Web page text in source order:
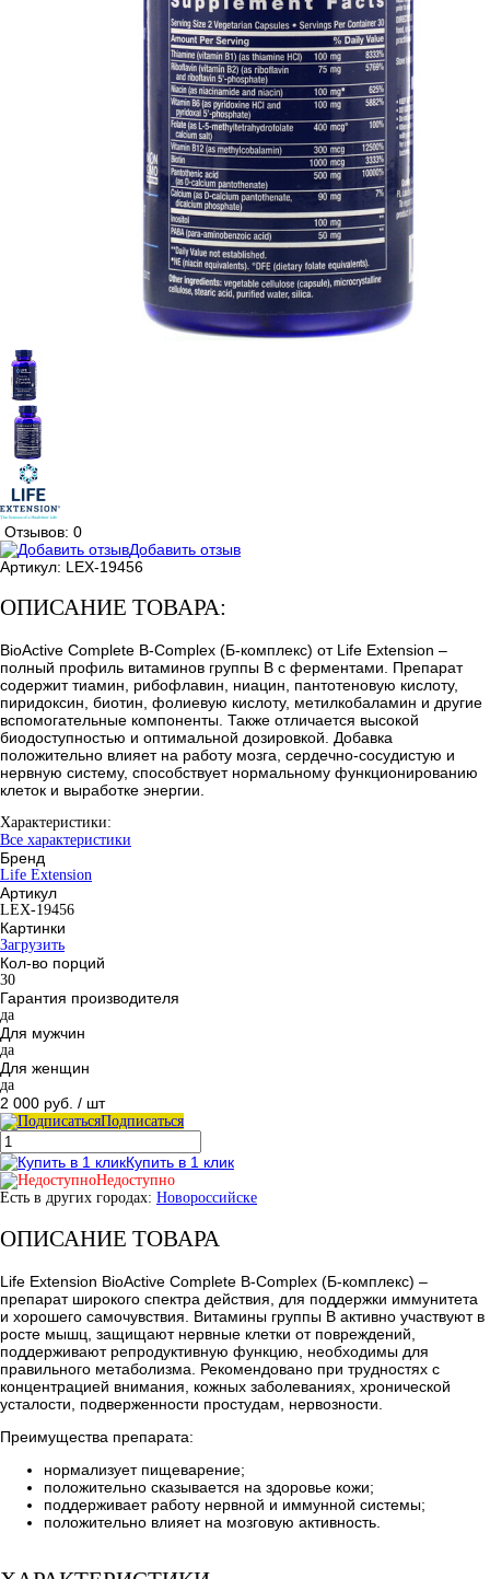
Отзывов: 0
Добавить отзыв
Артикул: LEX-19456
ОПИСАНИЕ ТОВАРА:
BioActive Complete B-Complex (Б-комплекс) от Life Extension –
полный профиль витаминов группы B с ферментами. Препарат
содержит тиамин, рибофлавин, ниацин, пантотеновую кислоту,
пиридоксин, биотин, фолиевую кислоту, метилкобаламин и другие
вспомогательные компоненты. Также отличается высокой
биодоступностью и оптимальной дозировкой. Добавка
положительно влияет на работу мозга, сердечно-сосудистую и
нервную систему, способствует нормальному функционированию
клеток и выработке энергии.
Характеристики:
Все характеристики
Бренд
Life Extension
Артикул
LEX-19456
Картинки
Загрузить
Кол-во порций
30
Гарантия производителя
да
Для мужчин
да
Для женщин
да
2 000 руб. / шт
Подписаться
Купить в 1 клик
Недоступно
Есть в других городах: Новороссийске
ОПИСАНИЕ ТОВАРА
Life Extension BioActive Complete B-Complex (Б-комплекс) –
препарат широкого спектра действия, для поддержки иммунитета
и хорошего самочувствия. Витамины группы B активно участвуют в
росте мышц, защищают нервные клетки от повреждений,
поддерживают репродуктивную функцию, необходимы для
правильного метаболизма. Рекомендовано при трудностях с
концентрацией внимания, кожных заболеваниях, хронической
усталости, подверженности простудам, нервозности.
Преимущества препарата:
нормализует пищеварение;
положительно сказывается на здоровье кожи;
поддерживает работу нервной и иммунной системы;
положительно влияет на мозговую активность.